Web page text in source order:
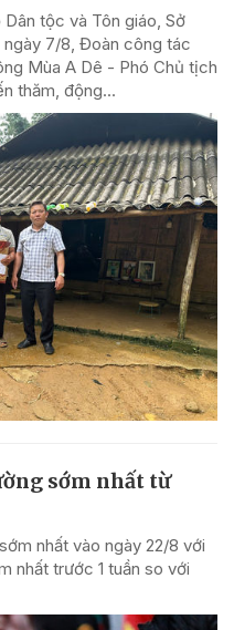
tộc và Tôn giáo, Sở
ngày 7/8, Đoàn công tác
Mùa A Dê - Phó Chủ tịch
thăm, động...
sớm nhất từ
nhất vào ngày 22/8 với
nhất trước 1 tuần so với